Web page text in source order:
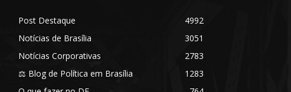
Post Destaque
4992
Notícias de Brasília
3051
Notícias Corporativas
2783
⚖️ Blog de Política em Brasília
1283